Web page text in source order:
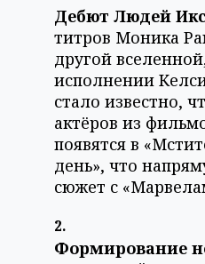
Дебют Людей Икс
титров Моника
другой
исполнении
стало известно,
актёров из
появятся в
день», что
сюжет с
Формирование